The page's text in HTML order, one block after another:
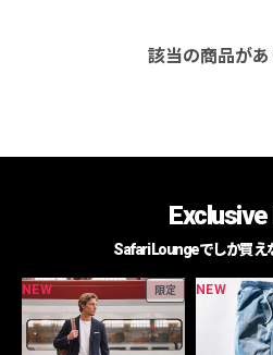
該当の商品が
Safari Loungeでしか買え
NEW 限定 NEW